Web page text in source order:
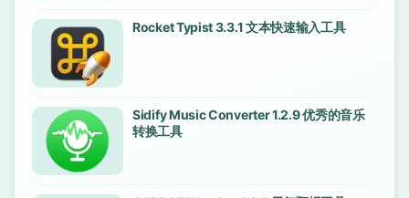
Rocket Typist 3.3.1 文本快速输入工具
Sidify Music Converter 1.2.9 优秀的音乐
转换工具